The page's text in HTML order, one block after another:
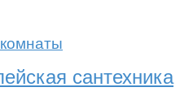
сантехника